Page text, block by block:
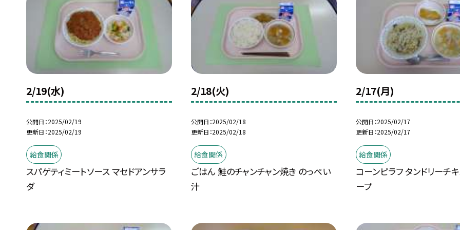
2/19(水)
公開日 2025/02/19
更新日 2025/02/19
給食関係
スパゲティミートソース マセドアンサラ
ダ
2/18(火)
公開日 2025/02/18
更新日 2025/02/18
給食関係
ごはん 鮭のチャンチャン焼き のっぺい
汁
2/17(月)
公開日 2025/02/17
更新日 2025/02/17
給食関係
コーンピラフ タンドリーチキ
ープ